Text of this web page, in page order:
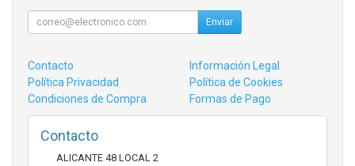
Enviar
Contacto
Información Legal
Política Privacidad
Política de Cookies
Condiciones de Compra
Formas de Pago
Contacto
ALICANTE 48 LOCAL 2